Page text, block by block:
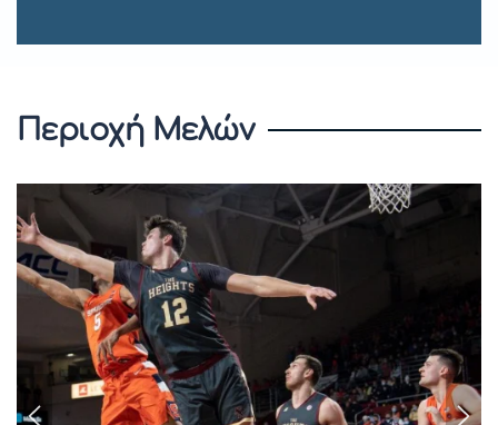
Περιοχή Μελών